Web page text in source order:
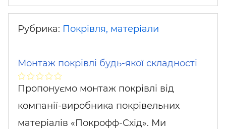
Рубрика: Покрівля, матеріали
Монтаж покрівлі будь-якої складності
Пропонуємо монтаж покрівлі від
компанії-виробника покрівельних
матеріалів «Покрофф-Схід». Ми